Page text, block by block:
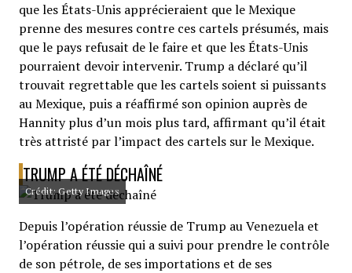
que les États-Unis apprécieraient que le Mexique
prenne des mesures contre ces cartels présumés, mais
que le pays refusait de le faire et que les États-Unis
pourraient devoir intervenir. Trump a déclaré qu’il
trouvait regrettable que les cartels soient si puissants
au Mexique, puis a réaffirmé son opinion auprès de
Hannity plus d’un mois plus tard, affirmant qu’il était
très attristé par l’impact des cartels sur le Mexique.
TRUMP A ÉTÉ DÉCHAÎNÉ
Crédit: Getty Images
Depuis l’opération réussie de Trump au Venezuela et
l’opération réussie qui a suivi pour prendre le contrôle
de son pétrole, de ses importations et de ses